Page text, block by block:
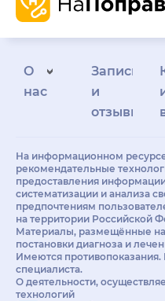
О
нас
Запись
и
отзывы
На информационном
рекомендательные
предоставления
систематизации и анализа
предпочтениям
на территории Российской
Материалы, размещённые
постановки диагноза и
Имеются
специалиста.
О деятельности,
технологий